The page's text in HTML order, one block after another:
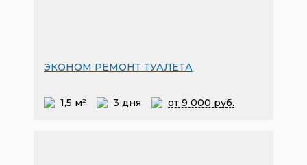
ЭКОНОМ РЕМОНТ ТУАЛЕТА
1,5 м² 3 дня от 9 000 руб.